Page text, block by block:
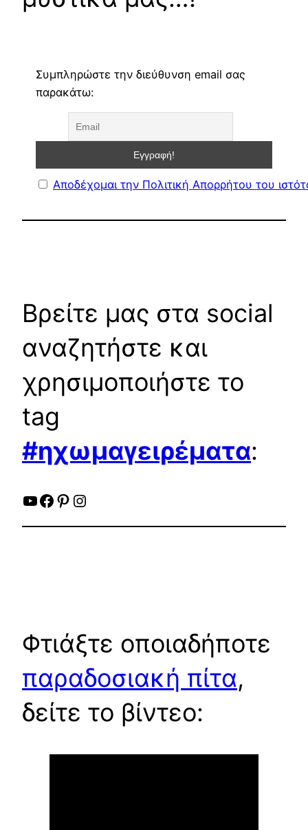
Συμπληρώστε την διεύθυνση email σας
παρακάτω:
Αποδέχομαι την Πολιτική Απορρήτου του
Βρείτε μας στα social
αναζητήστε και
χρησιμοποιήστε το
tag
#ηχωμαγειρέματα:
YouTube
Facebook
Pinterest
Instagram
Φτιάξτε οποιαδήποτε
παραδοσιακή πίτα,
δείτε το βίντεο: